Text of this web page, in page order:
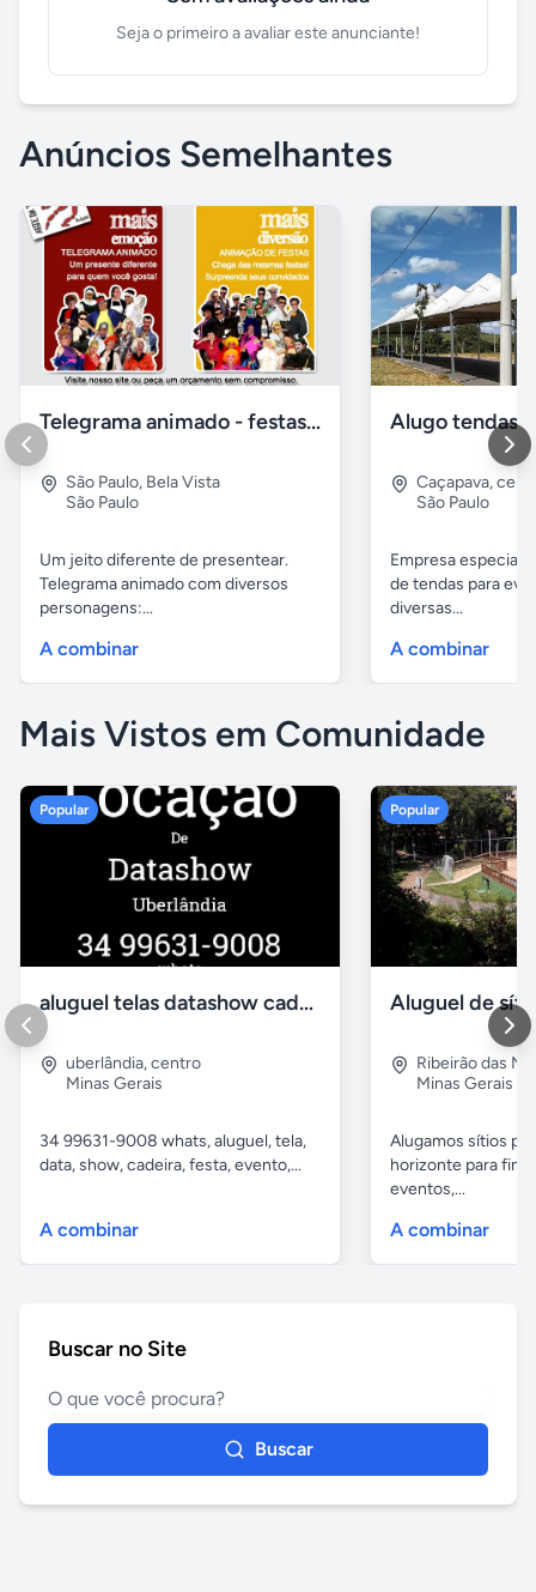
Seja o primeiro a avaliar este anunciante!
Anúncios Semelhantes
Telegrama animado - festas - presentes e eventos
São Paulo, Bela Vista
São Paulo
Um jeito diferente de presentear.
Telegrama animado com diversos
personagens:...
A combinar
Caçapava,
São Paulo
Empresa
de tendas para
diversas...
A combinar
Mais Vistos em Comunidade
Popular
aluguel telas datashow cadeiras uberlândia
uberlândia,centro
Minas Gerais
34 99631-9008 whats, aluguel, tela,
data, show, cadeira, festa, evento,...
A combinar
Popular
Ribeirão das
Minas Gerais
Alugamos sítios
horizonte para
eventos,...
A combinar
Buscar no Site
Buscar